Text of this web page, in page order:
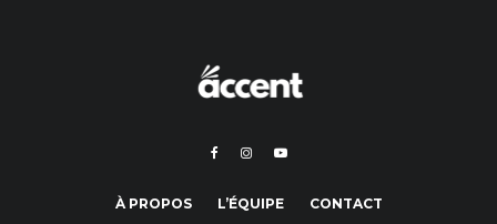
À PROPOS L’ÉQUIPE CONTACT